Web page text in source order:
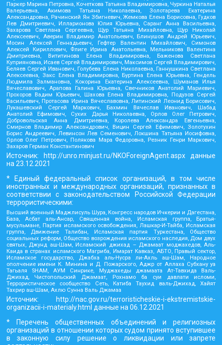
Паркер Марина Петровна, Кочеткова Татьяна Владимировна, Чуркина Наталья
Валерьевна, Акимова Татьяна Николаевна, Золотарева Екатерина
Александровна, Рачинский Ян Збигневич, Жемкова Елена Борисовна, Гудков
Лев Дмитриевич, Илларионова Юлия Юрьевна, Саранг Анна Васильевна,
Захарова Светлана Сергеевна, Щур Татьяна Михайловна, Щур Николай
Алексеевич, Аверин Владимир Анатольевич, Блинушов Андрей Юрьевич,
Мосин Алексей Геннадьевич, Гефтер Валентин Михайлович, Симонов
Алексей Кириллович, Флиге Ирина Анатольевна, Мельникова Валентина
Дмитриевна, Вититинова Елена Владимировна, Баженова Светлана
Куприяновна, Исаев Сергей Владимирович, Максимов Сергей Владимирович,
Беляев Сергей Иванович, Голубева Елена Николаевна, Ганнушкина Светлана
Алексеевна, Закс Елена Владимировна, Буртина Елена Юрьевна, Гендель
Людмила Залмановна, Кокорина Екатерина Алексеевна, Шуманов Илья
Вячеславович, Арапова Галина Юрьевна, Свечников Анатолий Мариевич,
Прохоров Вадим Юрьевич, Шахова Елена Владимировна, Подузов Сергей
Васильевич, Протасова Ирина Вячеславовна, Литинский Леонид Борисович,
Лукашевский Сергей Маркович, Бахмин Вячеслав Иванович, Шабад
Анатолий Ефимович, Сухих Дарья Николаевна, Орлов Олег Петрович,
Добровольская Анна Дмитриевна, Королева Александра Евгеньевна,
Смирнов Владимир Александрович, Вицин Сергей Ефимович, Золотухин
Борис Андреевич, Левинсон Лев Семенович, Локшина Татьяна Иосифовна,
Орлов Олег Петрович, Полякова Мара Федоровна, Резник Генри Маркович,
Захаров Герман Константинович
Источник: http://unro.minjust.ru/NKOForeignAgent.aspx данные
на 23.12.2021
* Единый федеральный список организаций, в том числе
иностранных и международных организаций, признанных в
соответствии с законодательством Российской Федерации
террористическими:
Высший военный Маджлисуль Шура, Конгресс народов Ичкерии и Дагестана,
База, Асбат аль-Ансар, Священная война, Исламская группа, Братья-
мусульмане, Партия исламского освобождения, Лашкар-И-Тайба, Исламская
группа, Движение Талибан, Исламская партия Туркестана, Общество
социальных реформ, Общество возрождения исламского наследия, Дом двух
святых, Джунд аш-Шам, Исламский джихад – Джамаат моджахедов, Аль-
Каида в странах исламского Магриба, Имарат Кавказ, АБТО, Правый сектор,
Исламское государство, Джабха аль-Нусра ли-Ахль аш-Шам, Народное
ополчение имени К. Минина и Д. Пожарского, Аджр от Аллаха Субхану уа
Тагьаля SHAM, АУМ Синрике, Муджахеды джамаата Ат-Тавхида Валь-
Джихад, Чистопольский Джамаат, Рохнамо ба суи давлати исломи,
Террористическое сообщество Сеть, Катиба Таухид валь-Джихад, Хайят
Тахрир аш-Шам, Ахлю Сунна Валь Джамаа
Источник: http://nac.gov.ru/terroristicheskie-i-ekstremistskie-
organizacii-i-materialy.html данные на 06.12.2021
* Перечень общественных объединений и религиозных
организаций в отношении которых судом принято вступившее
в законную силу решение о ликвидации или запрете